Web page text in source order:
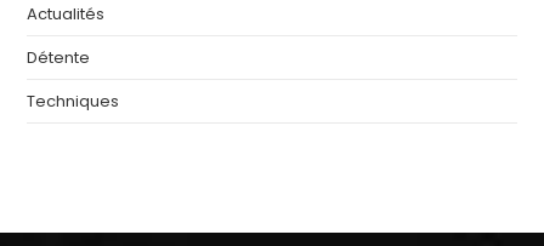
Actualités
Détente
Techniques